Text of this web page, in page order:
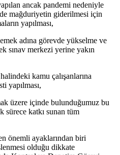
ancak pandemi nedeniyle
mağduriyetin giderilmesi için
yapılması,
adına görevde yükselme ve
sınav merkezi yerine yakın
kamu çalışanlarına
yapılması,
üzere içinde bulunduğumuz bu
sürece katkı sunan tüm
önemli ayaklarından biri
olduğu dikkate